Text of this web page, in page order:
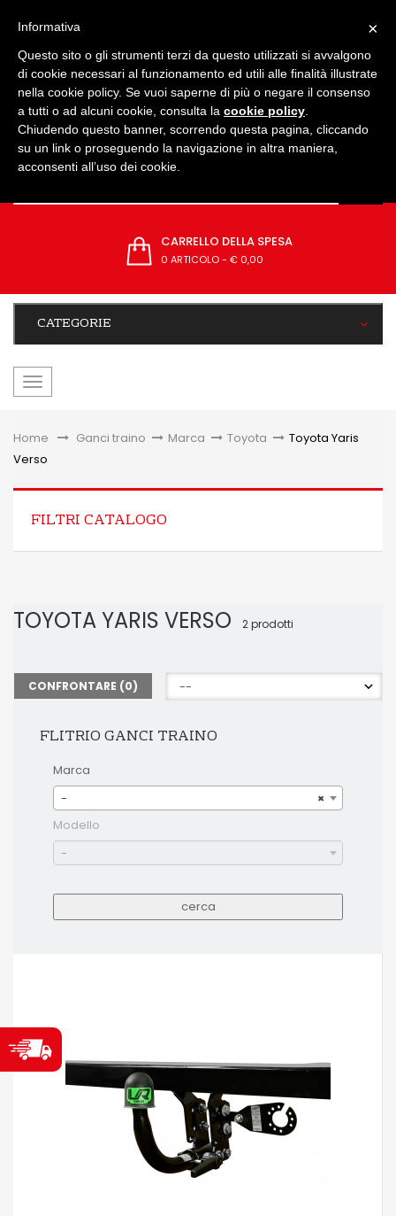
CARRELLO DELLA SPESA
0 ARTICOLO- € 0,00
CATEGORIE
navigazione
Home &gt;Ganci traino > Marca > Toyota > Toyota Yaris
Verso
FILTRI CATALOGO
TOYOTA YARIS VERSO 2 prodotti
CONFRONTARE (0)
FLITRIO GANCI TRAINO
Marca
×
-
Modello
-
×
Informativa
Questo sito o gli strumenti terzi da questo utilizzati si avvalgono
di cookie necessari al funzionamento ed utili alle finalità illustrate
nella cookie policy. Se vuoi saperne di più o negare il consenso
a tutti o ad alcuni cookie, consulta la cookie policy
Chiudendo questo banner, scorrendo questa pagina, cliccando
su un link o proseguendo la navigazione in altra maniera,
acconsenti all’uso dei cookie.